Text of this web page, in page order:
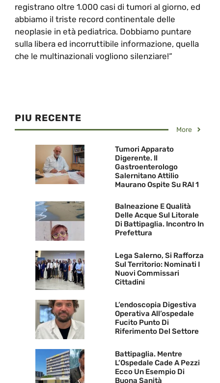
registrano oltre 1.000 casi di tumori al giorno, ed
abbiamo il triste record continentale delle
neoplasie in età pediatrica. Dobbiamo puntare
sulla libera ed incorruttibile informazione, quella
che le multinazionali vogliono silenziare!“
PIU RECENTE
More
Tumori Apparato
Digerente. Il
Gastroenterologo
Salernitano Attilio
Maurano Ospite Su RAI 1
Balneazione E Qualità
Delle Acque Sul Litorale
Di Battipaglia. Incontro In
Prefettura
Lega Salerno, Si Rafforza
Sul Territorio: Nominati I
Nuovi Commissari
Cittadini
L’endoscopia Digestiva
Operativa All’ospedale
Fucito Punto Di
Riferimento Del Settore
Battipaglia. Mentre
L’Ospedale Cade A Pezzi
Ecco Un Esempio Di
Buona Sanità